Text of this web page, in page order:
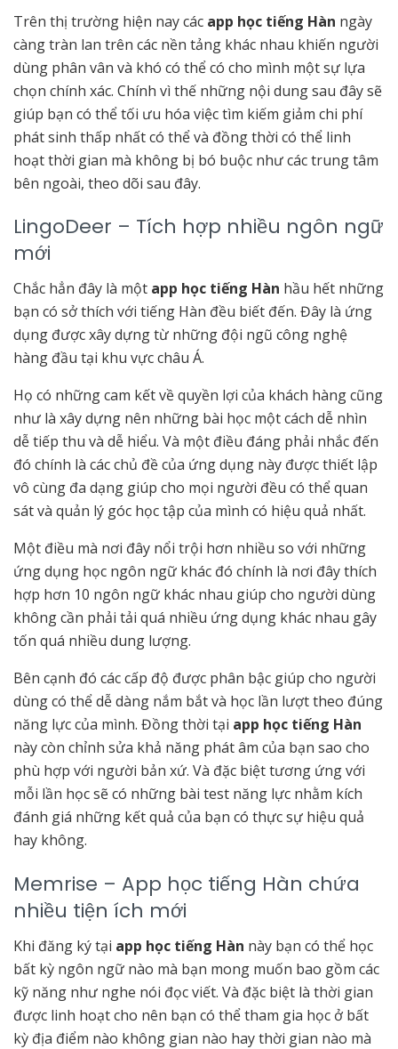
Trên thị trường hiện nay các app học tiếng Hàn ngày
càng tràn lan trên các nền tảng khác nhau khiến người
dùng phân vân và khó có thể có cho mình một sự lựa
chọn chính xác. Chính vì thế những nội dung sau đây sẽ
giúp bạn có thể tối ưu hóa việc tìm kiếm giảm chi phí
phát sinh thấp nhất có thể và đồng thời có thể linh
hoạt thời gian mà không bị bó buộc như các trung tâm
bên ngoài, theo dõi sau đây.
LingoDeer – Tích hợp nhiều ngôn ngữ
mới
Chắc hẳn đây là một app học tiếng Hàn hầu hết những
bạn có sở thích với tiếng Hàn đều biết đến. Đây là ứng
dụng được xây dựng từ những đội ngũ công nghệ
hàng đầu tại khu vực châu Á.
Họ có những cam kết về quyền lợi của khách hàng cũng
như là xây dựng nên những bài học một cách dễ nhìn
dễ tiếp thu và dễ hiểu. Và một điều đáng phải nhắc đến
đó chính là các chủ đề của ứng dụng này được thiết lập
vô cùng đa dạng giúp cho mọi người đều có thể quan
sát và quản lý góc học tập của mình có hiệu quả nhất.
Một điều mà nơi đây nổi trội hơn nhiều so với những
ứng dụng học ngôn ngữ khác đó chính là nơi đây thích
hợp hơn 10 ngôn ngữ khác nhau giúp cho người dùng
không cần phải tải quá nhiều ứng dụng khác nhau gây
tốn quá nhiều dung lượng.
Bên cạnh đó các cấp độ được phân bậc giúp cho người
dùng có thể dễ dàng nắm bắt và học lần lượt theo đúng
năng lực của mình. Đồng thời tại app học tiếng Hàn
này còn chỉnh sửa khả năng phát âm của bạn sao cho
phù hợp với người bản xứ. Và đặc biệt tương ứng với
mỗi lần học sẽ có những bài test năng lực nhằm kích
đánh giá những kết quả của bạn có thực sự hiệu quả
hay không.
Memrise – App học tiếng Hàn chứa
nhiều tiện ích mới
Khi đăng ký tại app học tiếng Hàn này bạn có thể học
bất kỳ ngôn ngữ nào mà bạn mong muốn bao gồm các
kỹ năng như nghe nói đọc viết. Và đặc biệt là thời gian
được linh hoạt cho nên bạn có thể tham gia học ở bất
kỳ địa điểm nào không gian nào hay thời gian nào mà